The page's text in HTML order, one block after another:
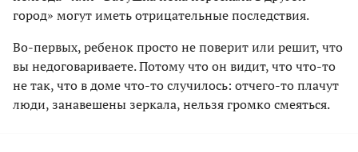
город» могут иметь отрицательные последствия.
Во-первых, ребенок просто не поверит или решит, что
вы недоговариваете. Потому что он видит, что что-то
не так, что в доме что-то случилось: отчего-то плачут
люди, занавешены зеркала, нельзя громко смеяться.